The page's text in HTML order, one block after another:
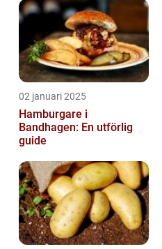
02 januari 2025
Hamburgare i
Bandhagen: En utförlig
guide